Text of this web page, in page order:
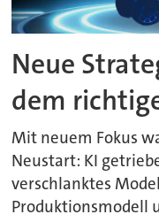
Neue
dem
Mit neuem Fokus
Neustart: KI
verschlanktes
Produktionsmodell